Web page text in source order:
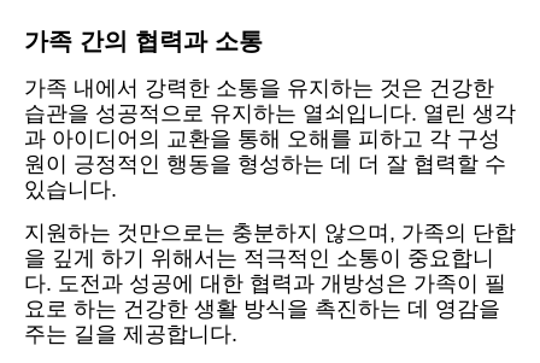
가족 간의 협력과 소통
가족 내에서 강력한 소통을 유지하는 것은 건강한
습관을 성공적으로 유지하는 열쇠입니다. 열린 생각
과 아이디어의 교환을 통해 오해를 피하고 각 구성
원이 긍정적인 행동을 형성하는 데 더 잘 협력할 수
있습니다.
지원하는 것만으로는 충분하지 않으며, 가족의 단합
을 깊게 하기 위해서는 적극적인 소통이 중요합니
다. 도전과 성공에 대한 협력과 개방성은 가족이 필
요로 하는 건강한 생활 방식을 촉진하는 데 영감을
주는 길을 제공합니다.